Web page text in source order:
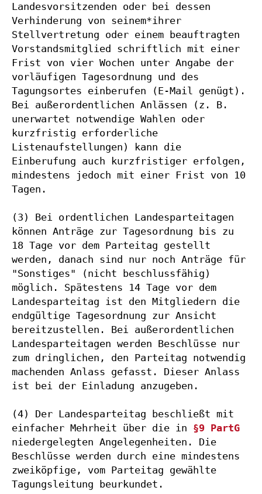
Landesvorsitzenden oder bei dessen
Verhinderung von seinem*ihrer
Stellvertretung oder einem beauftragten
Vorstandsmitglied schriftlich mit einer
Frist von vier Wochen unter Angabe der
vorläufigen Tagesordnung und des
Tagungsortes einberufen (E-Mail genügt).
Bei außerordentlichen Anlässen (z. B.
unerwartet notwendige Wahlen oder
kurzfristig erforderliche
Listenaufstellungen) kann die
Einberufung auch kurzfristiger erfolgen,
mindestens jedoch mit einer Frist von 10
Tagen.
(3) Bei ordentlichen Landesparteitagen
können Anträge zur Tagesordnung bis zu
18 Tage vor dem Parteitag gestellt
werden, danach sind nur noch Anträge für
"Sonstiges" (nicht beschlussfähig)
möglich. Spätestens 14 Tage vor dem
Landesparteitag ist den Mitgliedern die
endgültige Tagesordnung zur Ansicht
bereitzustellen. Bei außerordentlichen
Landesparteitagen werden Beschlüsse nur
zum dringlichen, den Parteitag notwendig
machenden Anlass gefasst. Dieser Anlass
ist bei der Einladung anzugeben.
(4) Der Landesparteitag beschließt mit
einfacher Mehrheit über die in §9 PartG
niedergelegten Angelegenheiten. Die
Beschlüsse werden durch eine mindestens
zweiköpfige, vom Parteitag gewählte
Tagungsleitung beurkundet.